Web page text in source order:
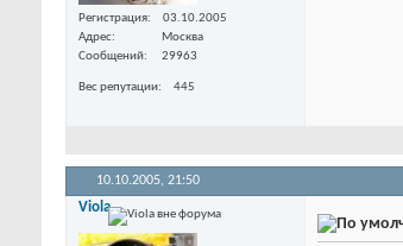
Регистрация
03.10.2005
Адрес
Москва
Сообщений
29963
Вес репутации 445
10.10.2005, 21:50
Viola